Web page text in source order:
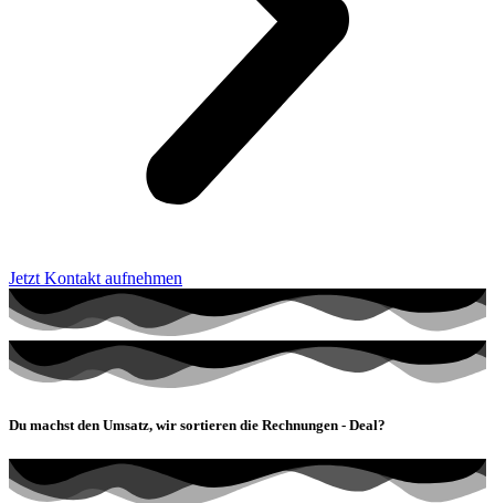
Jetzt Kontakt aufnehmen
Du machst den Umsatz, wir sortieren die Rechnungen - Deal?